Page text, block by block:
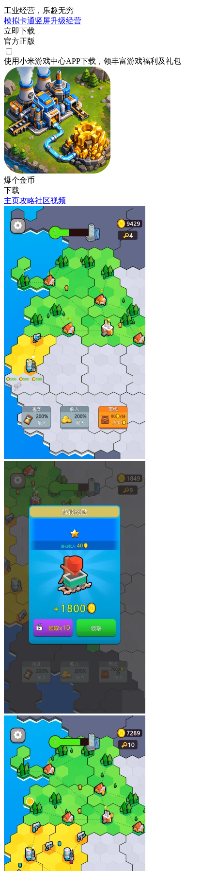
工业经营，乐趣无穷
模拟卡通竖屏升级经营
立即下载
官方正版
使用小米游戏中心APP下载 ，领丰富游戏福利 及礼包
爆个金币
下载
主页攻略社区视频